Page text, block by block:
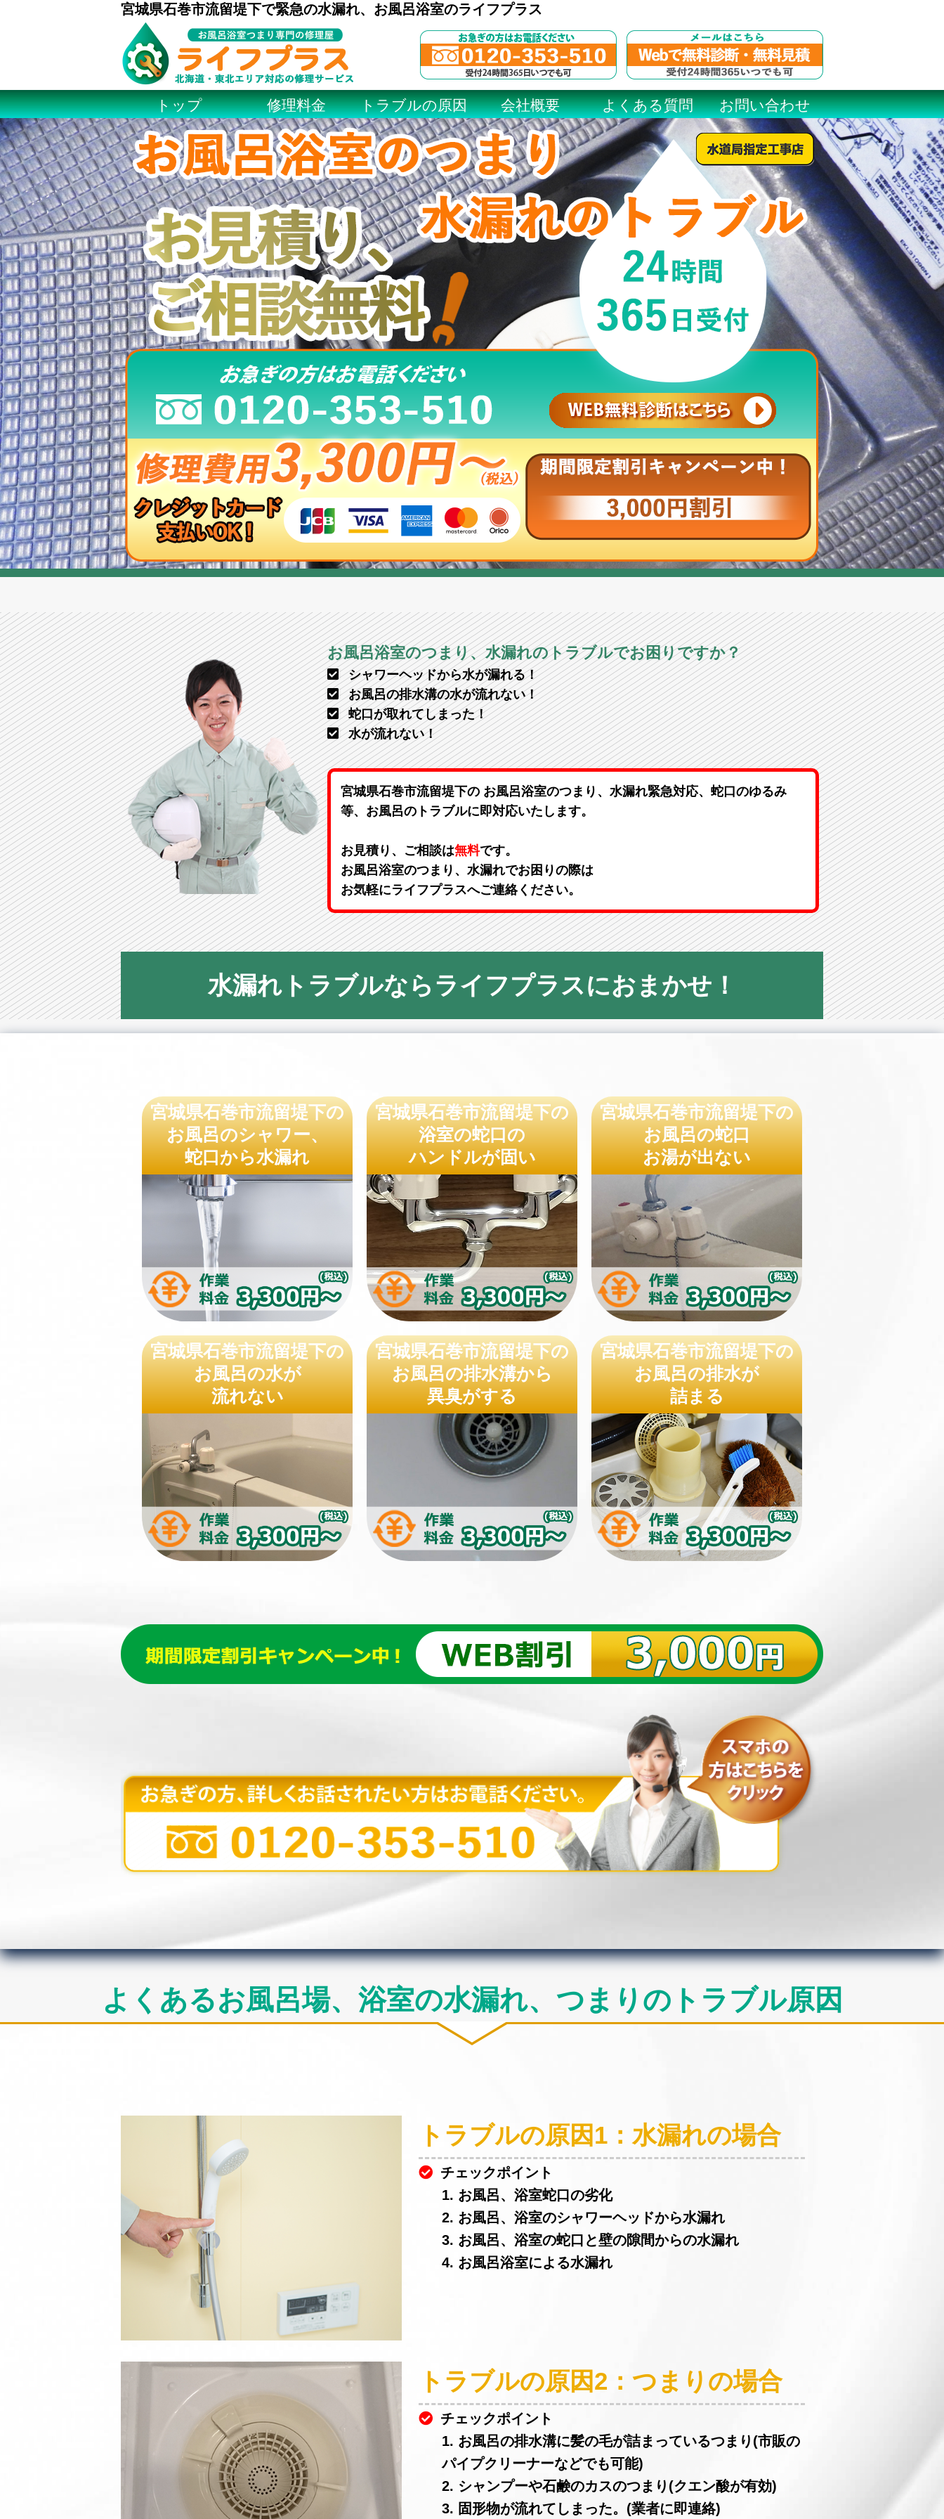
宮城県石巻市流留堤下で緊急の水漏れ、お風呂浴室のライフプラス
トップ 修理料金 トラブルの原因 会社概要 よくある質問 お問い合わせ
お風呂浴室のつまり、水漏れのトラブルでお困りですか？
シャワーヘッドから水が漏れる！
お風呂の排水溝の水が流れない！
蛇口が取れてしまった！
水が流れない！
宮城県石巻市流留堤下の お風呂浴室のつまり、水漏れ緊急対応、蛇口のゆるみ
等、お風呂のトラブルに即対応いたします。
お見積り、ご相談は無料です。
お風呂浴室のつまり、水漏れでお困りの際は
お気軽にライフプラスへご連絡ください。
水漏れトラブルならライフプラスにおまかせ！
宮城県石巻市流留堤下の
お風呂のシャワー、
蛇口から水漏れ
宮城県石巻市流留堤下の
浴室の蛇口の
ハンドルが固い
宮城県石巻市流留堤下の
お風呂の蛇口
お湯が出ない
宮城県石巻市流留堤下の
お風呂の水が
流れない
宮城県石巻市流留堤下の
お風呂の排水溝から
異臭がする
宮城県石巻市流留堤下の
お風呂の排水が
詰まる
よくあるお風呂場、浴室の水漏れ、つまりのトラブル原因
トラブルの原因1：水漏れの場合
チェックポイント
1. お風呂、浴室蛇口の劣化
2. お風呂、浴室のシャワーヘッドから水漏れ
3. お風呂、浴室の蛇口と壁の隙間からの水漏れ
4. お風呂浴室による水漏れ
トラブルの原因2：つまりの場合
チェックポイント
1. お風呂の排水溝に髪の毛が詰まっているつまり(市販の
パイプクリーナーなどでも可能)
2. シャンプーや石鹸のカスのつまり(クエン酸が有効)
3. 固形物が流れてしまった。(業者に即連絡)